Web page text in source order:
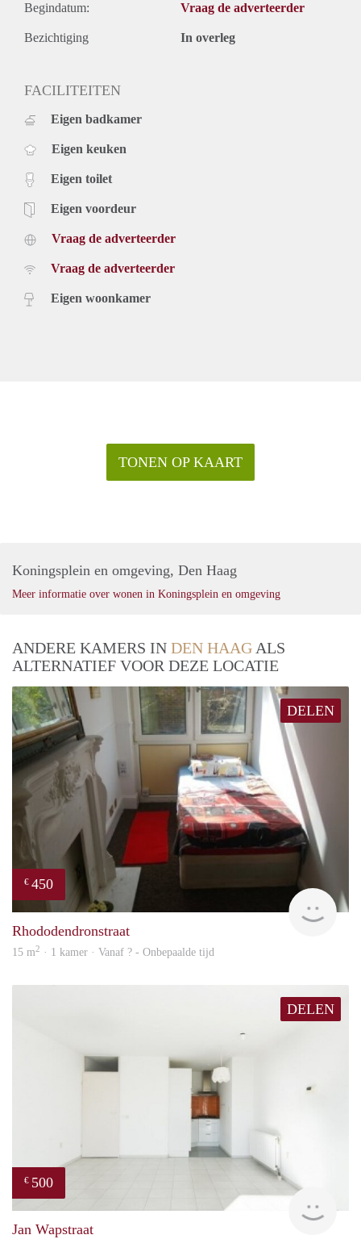
Begindatum: Vraag de adverteerder
Bezichtiging In overleg
FACILITEITEN
Eigen badkamer
Eigen keuken
Eigen toilet
Eigen voordeur
Vraag de adverteerder
Vraag de adverteerder
Eigen woonkamer
TONEN OP KAART
Koningsplein en omgeving, Den Haag
Meer informatie over wonen in Koningsplein en omgeving
ANDERE KAMERS IN DEN HAAG ALS
ALTERNATIEF VOOR DEZE LOCATIE
DELEN
€ 450
Rhododendronstraat
15 m2 · 1 kamer · Vanaf ? - Onbepaalde tijd
DELEN
€ 500
Jan Wapstraat